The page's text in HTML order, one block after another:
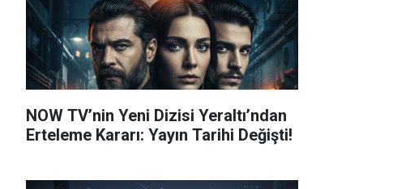
NOW TV’nin Yeni Dizisi Yeraltı’ndan
Erteleme Kararı: Yayın Tarihi Değişti!